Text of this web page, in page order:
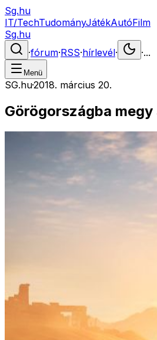
Sg.hu
IT/TechTudományJátékAutóFilm
Sg.hu
·fórum·RSS·hírlevél· ·...
Menü
SG.hu·2018. március 20.
Görögországba